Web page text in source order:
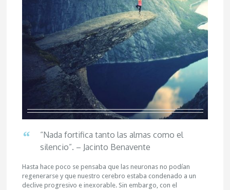
“Nada fortifica tanto las almas como el
silencio”. – Jacinto Benavente
Hasta hace poco se pensaba que las neuronas no podían
regenerarse y que nuestro cerebro estaba condenado a un
declive progresivo e inexorable. Sin embargo, con el